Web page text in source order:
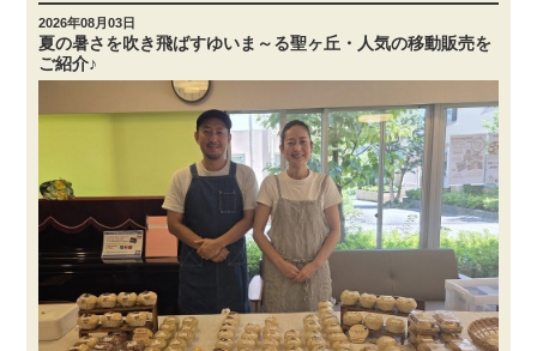
2026年08月03日
夏の暑さを吹き飛ばすゆいま～る聖ヶ丘・人気の移動販売を
ご紹介♪